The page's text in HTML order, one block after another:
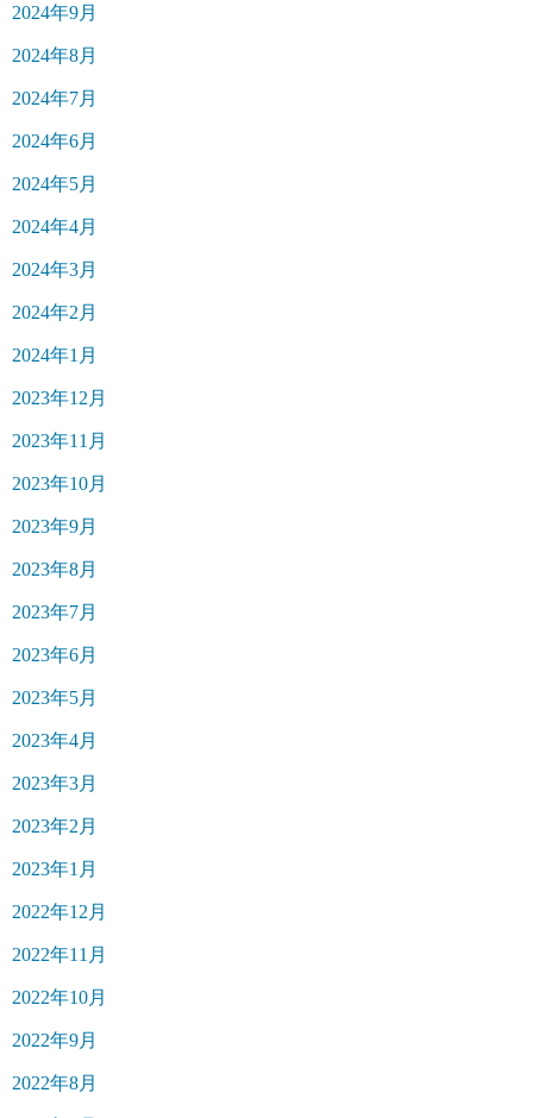
2024年9月
2024年8月
2024年7月
2024年6月
2024年5月
2024年4月
2024年3月
2024年2月
2024年1月
2023年12月
2023年11月
2023年10月
2023年9月
2023年8月
2023年7月
2023年6月
2023年5月
2023年4月
2023年3月
2023年2月
2023年1月
2022年12月
2022年11月
2022年10月
2022年9月
2022年8月